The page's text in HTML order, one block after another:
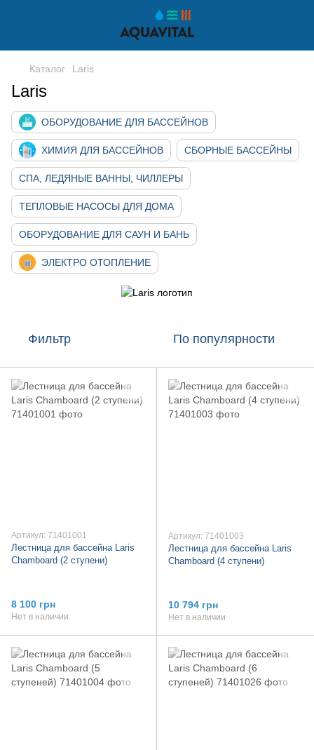
Каталог Laris
Laris
ОБОРУДОВАНИЕ ДЛЯ БАССЕЙНОВ
ХИМИЯ ДЛЯ БАССЕЙНОВ СБОРНЫЕ БАССЕЙНЫ
СПА, ЛЕДЯНЫЕ ВАННЫ, ЧИЛЛЕРЫ
ТЕПЛОВЫЕ НАСОСЫ ДЛЯ ДОМА
ОБОРУДОВАНИЕ ДЛЯ САУН И БАНЬ
ЭЛЕКТРО ОТОПЛЕНИЕ
Фильтр По популярности
Артикул: 71401001
Лестница для бассейна Laris
Chamboard (2 ступени)
8 100 грн
Нет в наличии
Артикул: 71401003
Лестница для бассейна Laris
Chamboard (4 ступени)
10 794 грн
Нет в наличии